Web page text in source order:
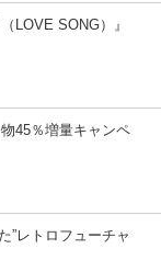
LOVE SONG）』
45％増量キャンペ
”レトロフューチャ